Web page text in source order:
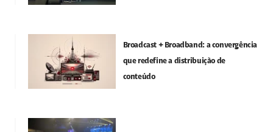
Broadcast + Broadband: a convergência
que redefine a distribuição de
conteúdo